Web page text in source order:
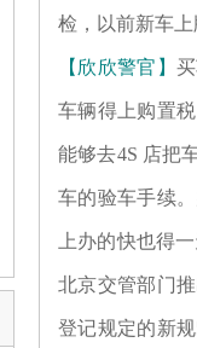
检，以前新车
【欣欣警官】
车辆得上购置
能够去4S 店把
车的验车手续
上办的快也得
北京交管部门
登记规定的新